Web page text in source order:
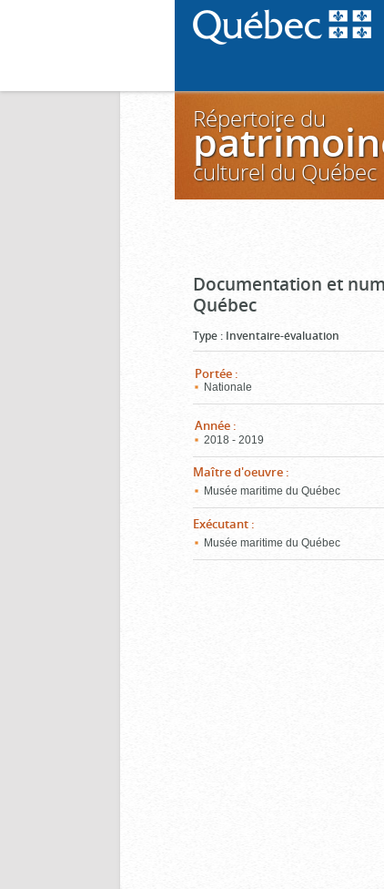
Répertoire du
culturel du Québec
Documentation et
Québec
Type : Inventaire-évaluation
Portée :
Nationale
Année :
2018 - 2019
Maître d'oeuvre :
Musée maritime du Québec
Exécutant :
Musée maritime du Québec